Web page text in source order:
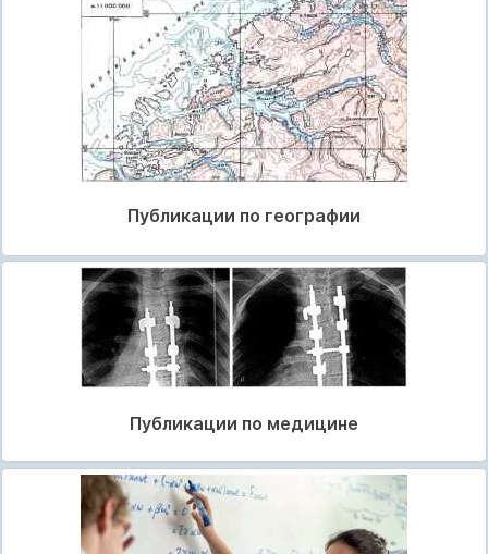
Публикации по географии
Публикации по медицине